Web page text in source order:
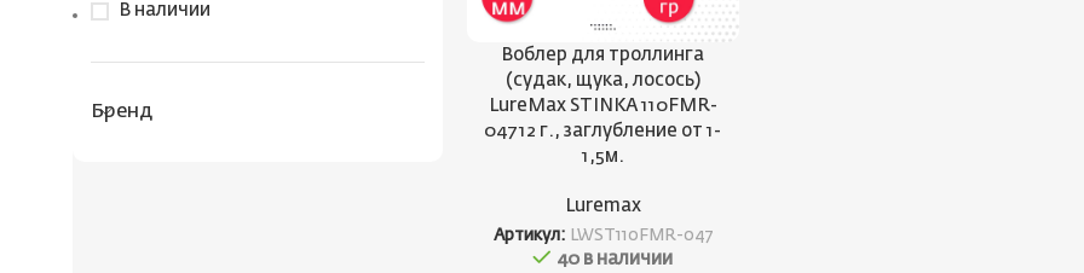
В наличии
Бренд
Воблер для троллинга
(судак, щука, лосось)
LureMax STINKA 110FMR-
047 12 г., заглубление от 1-
1,5м.
Luremax
Артикул: LWST110FMR-047
40 в наличии